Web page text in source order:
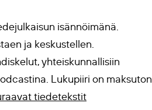
isännöimänä.
ja keskustellen.
yhteiskunnallisiin
Lukupiiri on maksuton
tiedetekstit